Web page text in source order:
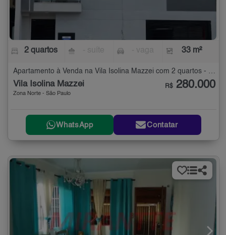
2 quartos 33 m²
Apartamento à Venda na Vila Isolina Mazzei com 2 quartos - 33 m²
Vila Isolina Mazzei
Zona Norte - São Paulo
R$ 280.000
WhatsApp Contatar